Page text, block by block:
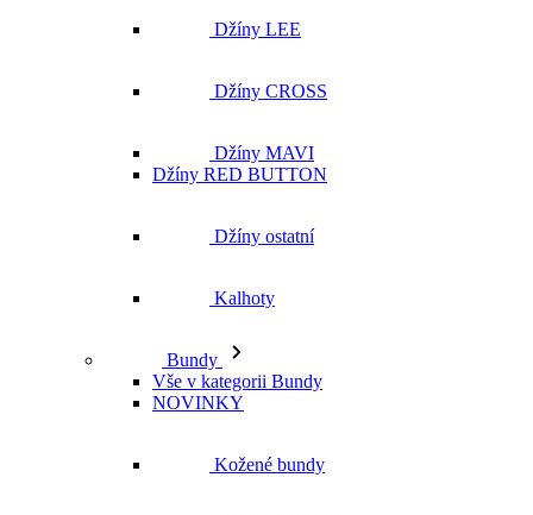
Džíny LEE
Džíny CROSS
Džíny MAVI
Džíny RED BUTTON
Džíny ostatní
Kalhoty
Bundy
Vše v kategorii Bundy
NOVINKY
Kožené bundy